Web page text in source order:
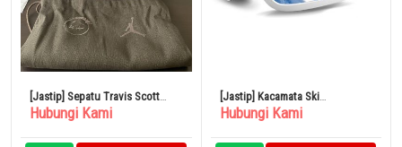
[Jastip] Sepatu Travis Scott
Jordan Jumpman Jack TR
Hubungi Kami
[Jastip] Kacamata Ski
Snowboarding Italia Dengan
Hubungi Kami